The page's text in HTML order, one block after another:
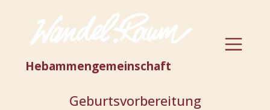
Hebammengemeinschaft
Geburtsvorbereitung